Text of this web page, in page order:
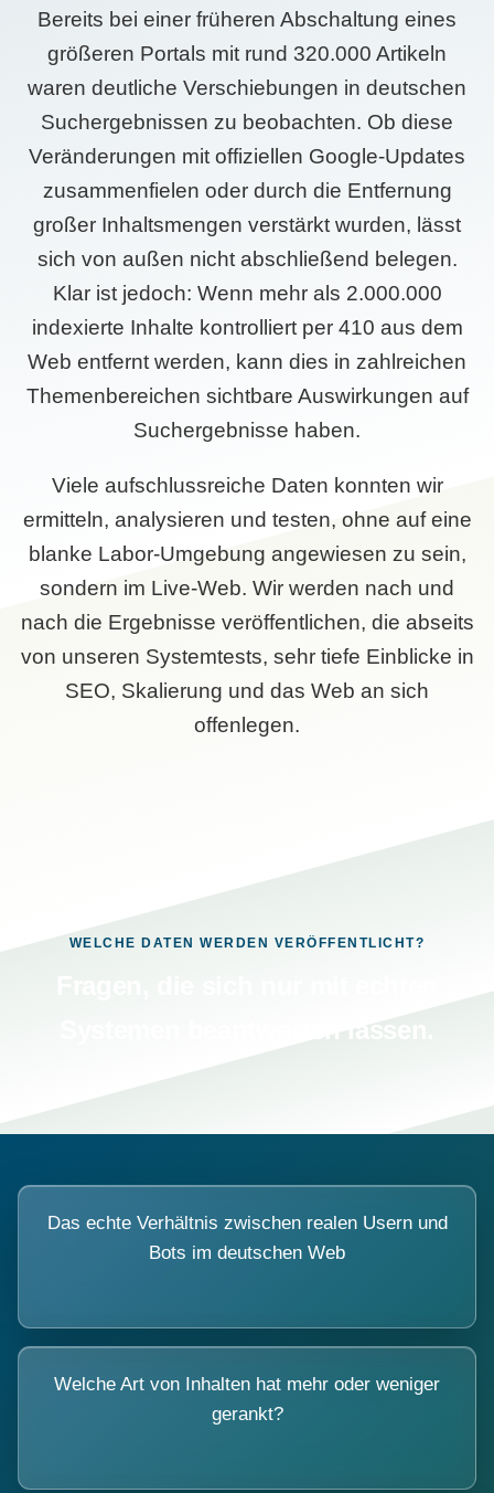
Bereits bei einer früheren Abschaltung eines
größeren Portals mit rund 320.000 Artikeln
waren deutliche Verschiebungen in deutschen
Suchergebnissen zu beobachten. Ob diese
Veränderungen mit offiziellen Google-Updates
zusammenfielen oder durch die Entfernung
großer Inhaltsmengen verstärkt wurden, lässt
sich von außen nicht abschließend belegen.
Klar ist jedoch: Wenn mehr als 2.000.000
indexierte Inhalte kontrolliert per 410 aus dem
Web entfernt werden, kann dies in zahlreichen
Themenbereichen sichtbare Auswirkungen auf
Suchergebnisse haben.
Viele aufschlussreiche Daten konnten wir
ermitteln, analysieren und testen, ohne auf eine
blanke Labor-Umgebung angewiesen zu sein,
sondern im Live-Web. Wir werden nach und
nach die Ergebnisse veröffentlichen, die abseits
von unseren Systemtests, sehr tiefe Einblicke in
SEO, Skalierung und das Web an sich
offenlegen.
WELCHE DATEN WERDEN VERÖFFENTLICHT?
Das echte Verhältnis zwischen realen Usern und
Bots im deutschen Web
Welche Art von Inhalten hat mehr oder weniger
gerankt?